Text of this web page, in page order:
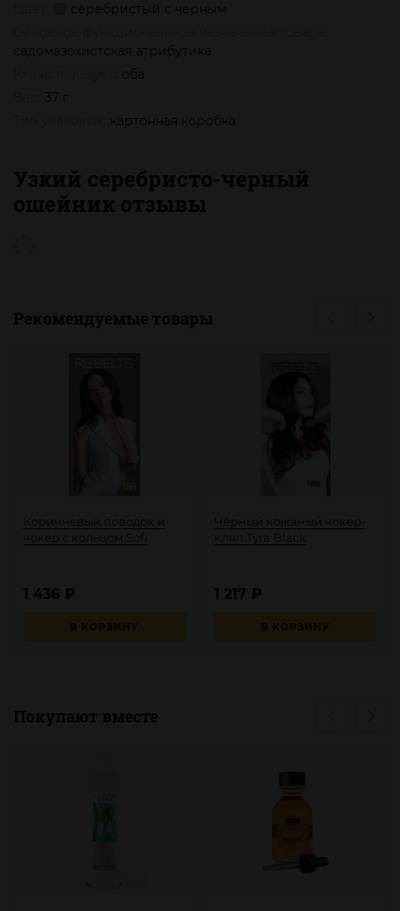
серебристый с черным
садомазохистская атрибутика
оба
37 г
картонная коробка
Узкий серебристо-черный
ошейник отзывы
Рекомендуемые товары
Коричневый поводок и
чокер с кольцом Sofi
В КОРЗИНУ
1 436 ₽
Чёрный кожаный чокер-
кляп Tyra Black
В КОРЗИНУ
1 217 ₽
Покупают вместе